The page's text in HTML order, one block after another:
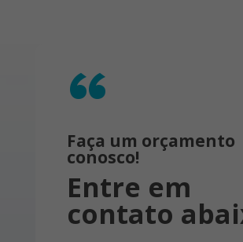
reservas com um mínimo de
além de cobrarem valores
“
Faça um orçamento
conosco!
Entre em
contato